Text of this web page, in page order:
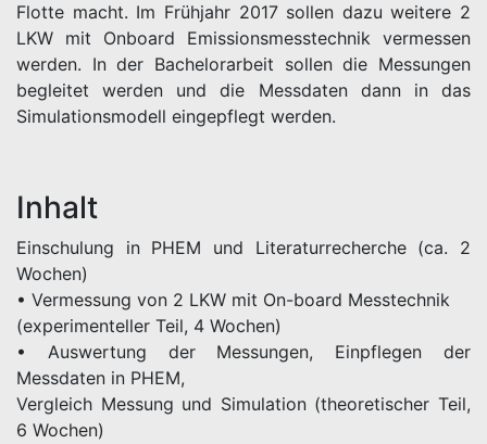
Flotte macht. Im Frühjahr 2017 sollen dazu weitere 2
LKW mit Onboard Emissionsmesstechnik vermessen
werden. In der Bachelorarbeit sollen die Messungen
begleitet werden und die Messdaten dann in das
Simulationsmodell eingepflegt werden.
Inhalt
Einschulung in PHEM und Literaturrecherche (ca. 2
Wochen)
• Vermessung von 2 LKW mit On-board Messtechnik
(experimenteller Teil, 4 Wochen)
• Auswertung der Messungen, Einpflegen der
Messdaten in PHEM,
Vergleich Messung und Simulation (theoretischer Teil,
6 Wochen)